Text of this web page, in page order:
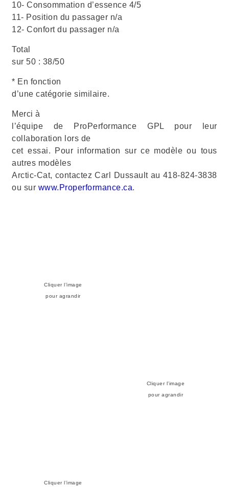
10- Consommation d’essence 4/5
11- Position du passager n/a
12- Confort du passager n/a
Total
sur 50 : 38/50
* En fonction
d’une catégorie similaire.
Merci à
l’équipe de ProPerformance GPL pour leur
collaboration lors de
cet essai. Pour information sur ce modèle ou tous
autres modèles
Arctic-Cat, contactez Carl Dussault au 418-824-3838
ou sur www.Properformance.ca.
Cliquer l’image
pour agrandir
Cliquer l’image
pour agrandir
Cliquer l’image